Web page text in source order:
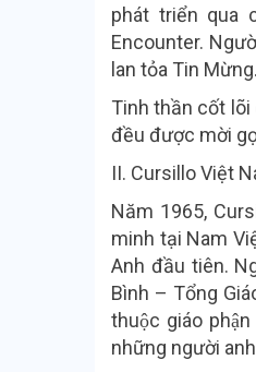
phát triển qua
Encounter.
lan tỏa Tin Mừng.
Tinh thần cốt lõi
đều được mời
II. Cursillo Việt
Năm 1965,
minh tại Nam
Anh đầu tiên.
Bình – Tổng
thuộc giáo
những người